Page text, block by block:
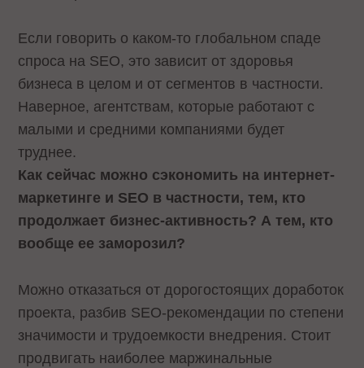
Если говорить о каком-то глобальном спаде
спроса на SEO, это зависит от здоровья
бизнеса в целом и от сегментов в частности.
Наверное, агентствам, которые работают с
малыми и средними компаниями будет
труднее.
Как сейчас можно сэкономить на интернет-
маркетинге и SEO в частности, тем, кто
продолжает бизнес-активность? А тем, кто
вообще ее заморозил?
Можно отказаться от дорогостоящих доработок
проекта, разбив SEO-рекомендации по степени
значимости и трудоемкости внедрения. Стоит
продвигать наиболее маржинальные